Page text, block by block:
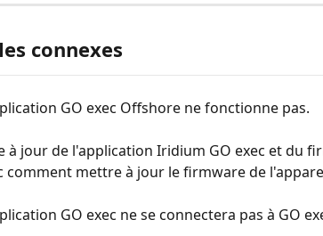
connexes
GO exec Offshore ne fonctionne pas.
à jour de l'application Iridium GO exec et du
comment mettre à jour le firmware de
GO exec ne se connectera pas à GO